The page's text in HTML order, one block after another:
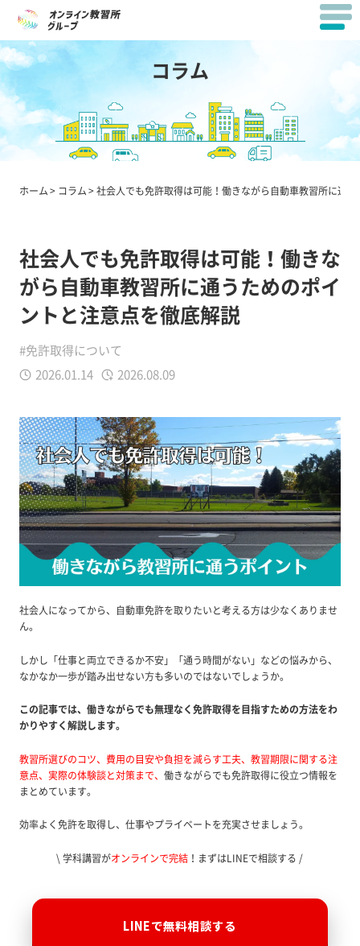
コラム
ホーム コラム 社会人でも免許取得は可能！働きながら自動車教習所に通
社会人でも免許取得は可能！働きな
がら自動車教習所に通うためのポイ
ントと注意点を徹底解説
#免許取得について
2026.01.14
2026.08.09
社会人になってから、自動車免許を取りたいと考える方は少なくありませ
ん。
しかし「仕事と両立できるか不安」「通う時間がない」などの悩みから、
なかなか一歩が踏み出せない方も多いのではないでしょうか。
この記事では、働きながらでも無理なく免許取得を目指すための方法をわ
かりやすく解説します。
教習所選びのコツ、費用の目安や負担を減らす工夫、教習期限に関する注
意点、実際の体験談と対策まで、 働きながらでも免許取得に役立つ情報を
まとめています。
効率よく免許を取得し、仕事やプライベートを充実させましょう。
\ 学科講習がオンラインで完結 ！まずはLINEで相談する /
LINEで無料相談する